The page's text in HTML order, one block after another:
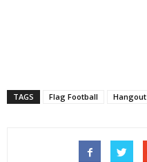
TAGS Flag Football Hangout